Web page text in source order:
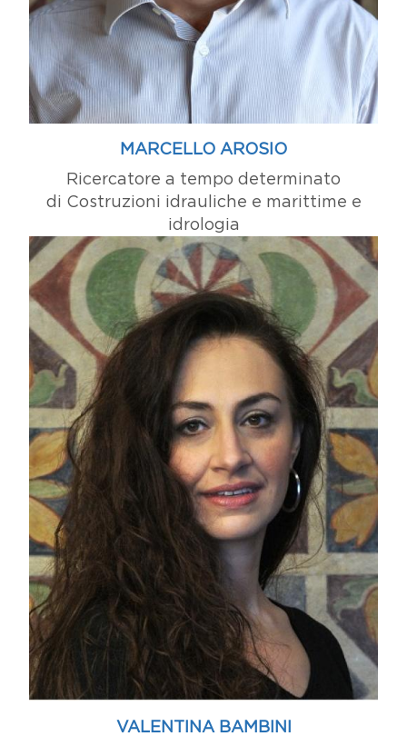
MARCELLO AROSIO
Ricercatore a tempo determinato
di Costruzioni idrauliche e marittime e
idrologia
VALENTINA BAMBINI